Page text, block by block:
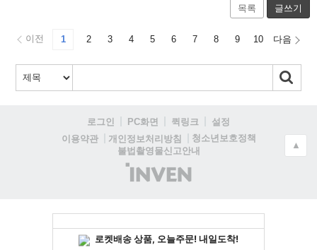
목록 글쓰기
이전 1 2 3 4 5 6 7 8 9 10 다음
로그인 PC화면 퀵링크
설정
이용약관
개인정보처리방침
청소년보호정책
불법촬영물신고안내
(주)
인
▲